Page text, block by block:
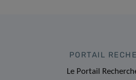
PORTAIL
Le Portail